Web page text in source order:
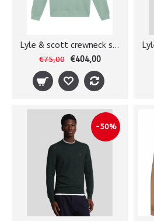
Lyle & scott crewneck sweater
€75,00 €404,00
-50%